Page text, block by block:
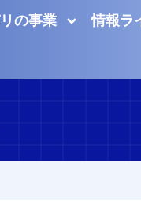
の事業 情報ラ